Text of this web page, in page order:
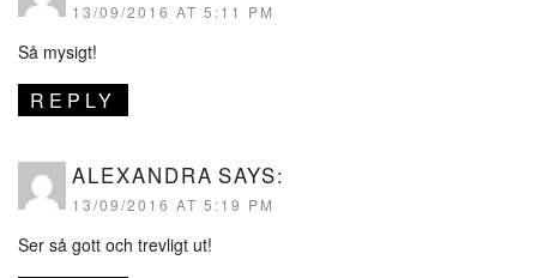
13/09/2016 AT 5:11 PM
Så mysigt!
REPLY
ALEXANDRA SAYS:
13/09/2016 AT 5:19 PM
Ser så gott och trevligt ut!